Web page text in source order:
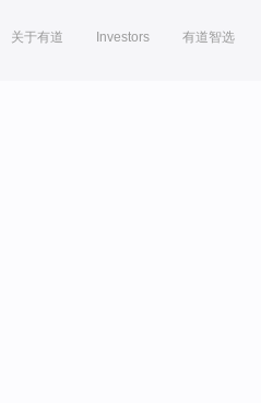
关于有道 Investors 有道智选